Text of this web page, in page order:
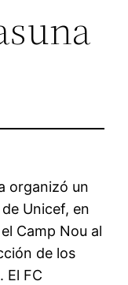
organizó un
Unicef, en
Camp Nou al
de los
El FC